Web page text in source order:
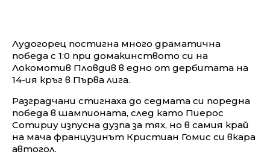
Лудогорец постигна много драматична
победа с 1:0 при домакинството си на
Локомотив Пловдив в едно от дербитата на
14-ия кръг в Първа лига.
Разградчани стигнаха до седмата си поредна
победа в шампионата, след като Пиерос
Сотириу изпусна дузпа за тях, но в самия край
на мача французинът Кристиан Гомис си вкара
автогол.